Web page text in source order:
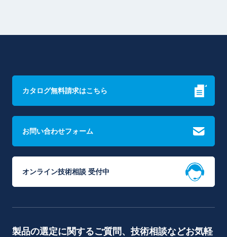
カタログ無料請求はこちら
お問い合わせフォーム
オンライン技術相談 受付中
製品の選定に関するご質問、技術相談などお気軽